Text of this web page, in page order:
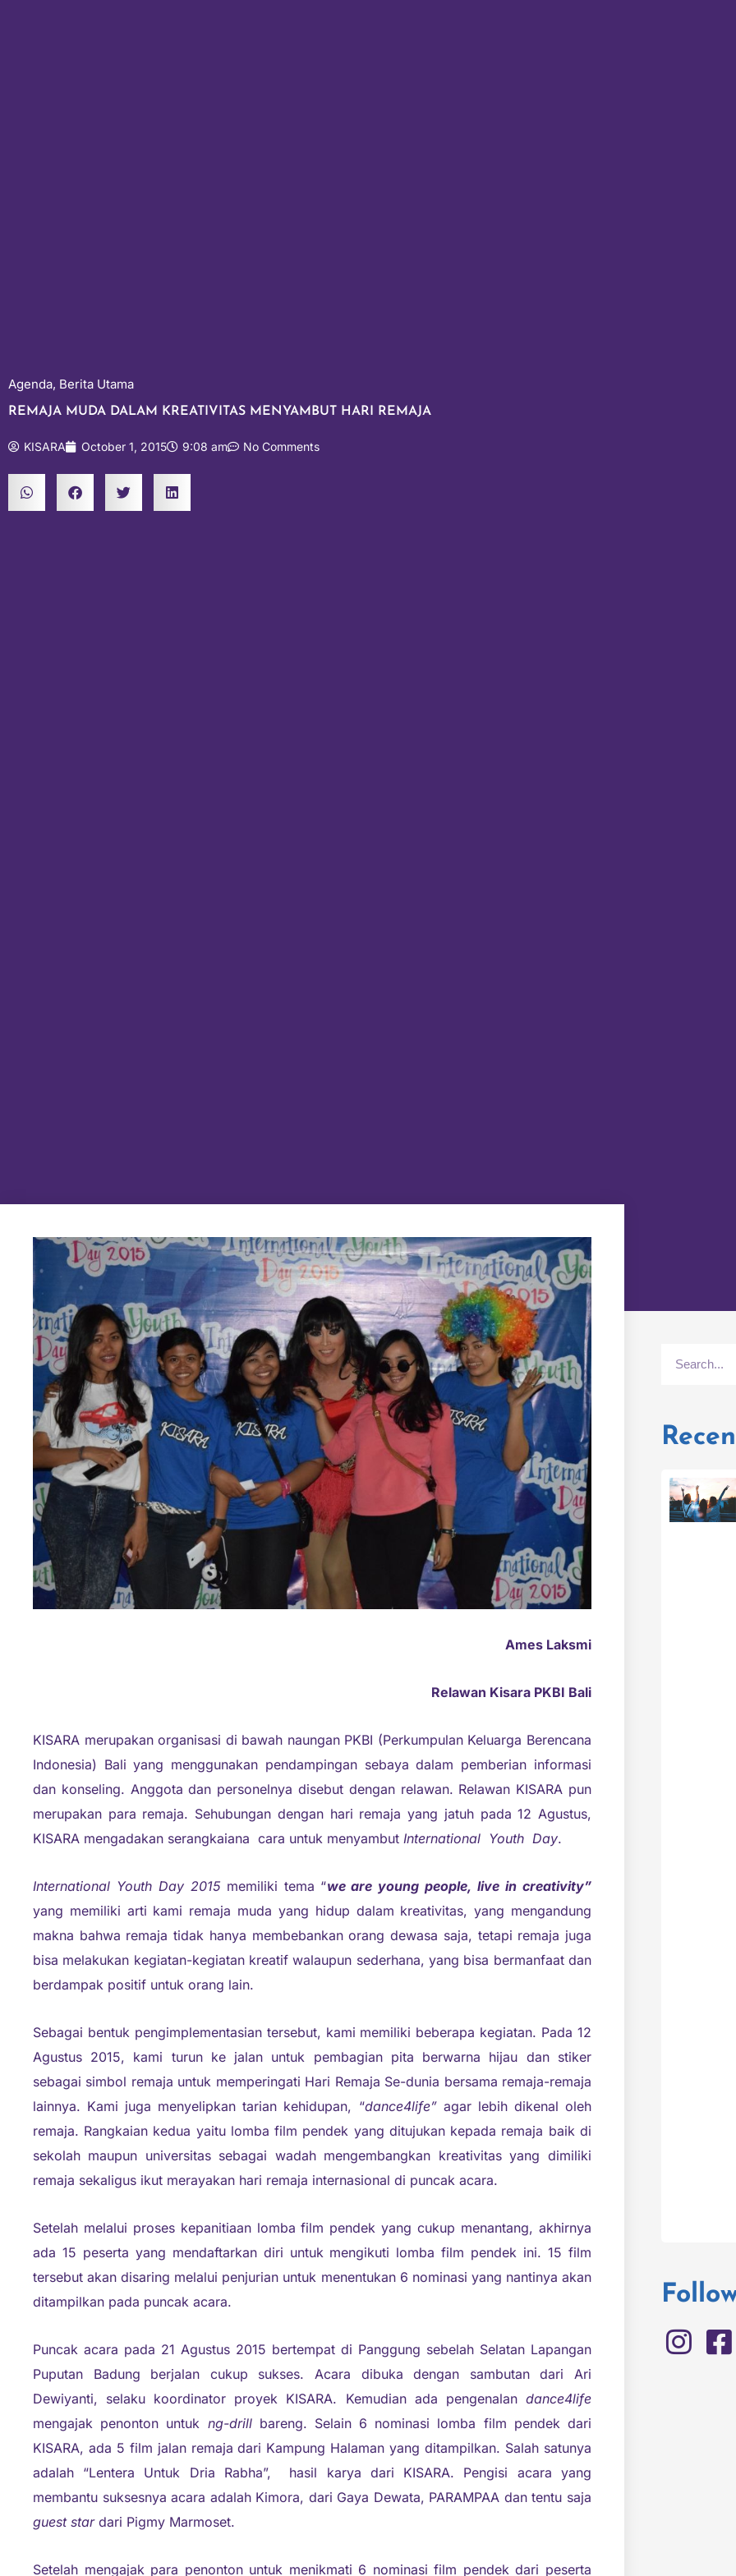
Agenda, Berita Utama
REMAJA MUDA DALAM KREATIVITAS MENYAMBUT HARI REMAJA
KISARA October 1, 2015 9:08 am No Comments
Ames Laksmi
Relawan Kisara PKBI Bali
KISARA merupakan organisasi di bawah naungan PKBI (Perkumpulan Keluarga Berencana
Indonesia) Bali yang menggunakan pendampingan sebaya dalam pemberian informasi
dan konseling. Anggota dan personelnya disebut dengan relawan. Relawan KISARA pun
merupakan para remaja. Sehubungan dengan hari remaja yang jatuh pada 12 Agustus,
KISARA mengadakan serangkaiana cara untuk menyambut International Youth Day.
International Youth Day 2015memiliki tema “we are young people, live in creativity”
yang memiliki arti kami remaja muda yang hidup dalam kreativitas, yang mengandung
makna bahwa remaja tidak hanya membebankan orang dewasa saja, tetapi remaja juga
bisa melakukan kegiatan-kegiatan kreatif walaupun sederhana, yang bisa bermanfaat dan
berdampak positif untuk orang lain.
Sebagai bentuk pengimplementasian tersebut, kami memiliki beberapa kegiatan. Pada 12
Agustus 2015, kami turun ke jalan untuk pembagian pita berwarna hijau dan stiker
sebagai simbol remaja untuk memperingati Hari Remaja Se-dunia bersama remaja-remaja
lainnya. Kami juga menyelipkan tarian kehidupan, “dance4life”agar lebih dikenal oleh
remaja. Rangkaian kedua yaitu lomba film pendek yang ditujukan kepada remaja baik di
sekolah maupun universitas sebagai wadah mengembangkan kreativitas yang dimiliki
remaja sekaligus ikut merayakan hari remaja internasional di puncak acara.
Setelah melalui proses kepanitiaan lomba film pendek yang cukup menantang, akhirnya
ada 15 peserta yang mendaftarkan diri untuk mengikuti lomba film pendek ini. 15 film
tersebut akan disaring melalui penjurian untuk menentukan 6 nominasi yang nantinya akan
ditampilkan pada puncak acara.
Puncak acara pada 21 Agustus 2015 bertempat di Panggung sebelah Selatan Lapangan
Puputan Badung berjalan cukup sukses. Acara dibuka dengan sambutan dari Ari
Dewiyanti, selaku koordinator proyek KISARA. Kemudian ada pengenalan dance4life
mengajak penonton untuk ng-drill bareng. Selain 6 nominasi lomba film pendek dari
KISARA, ada 5 film jalan remaja dari Kampung Halaman yang ditampilkan. Salah satunya
adalah “Lentera Untuk Dria Rabha”, hasil karya dari KISARA. Pengisi acara yang
membantu suksesnya acara adalah Kimora, dari Gaya Dewata, PARAMPAA dan tentu saja
guest star dari Pigmy Marmoset.
Setelah mengajak para penonton untuk menikmati 6 nominasi film pendek dari peserta